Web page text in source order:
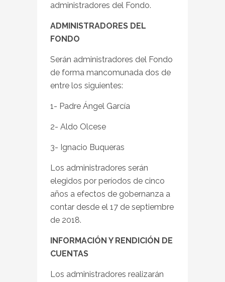
administradores del Fondo.
ADMINISTRADORES DEL
FONDO
Serán administradores del Fondo
de forma mancomunada dos de
entre los siguientes:
1- Padre Ángel García
2- Aldo Olcese
3- Ignacio Buqueras
Los administradores serán
elegidos por períodos de cinco
años a efectos de gobernanza a
contar desde el 17 de septiembre
de 2018.
INFORMACIÓN Y RENDICIÓN DE
CUENTAS
Los administradores realizarán